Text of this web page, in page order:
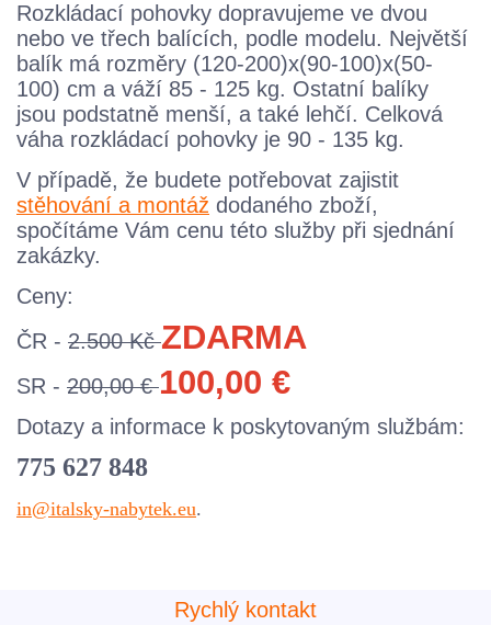
Rozkládací pohovky dopravujeme ve dvou
nebo ve třech balících, podle modelu. Největší
balík má rozměry (120-200)x(90-100)x(50-
100) cm a váží 85 - 125 kg. Ostatní balíky
jsou podstatně menší, a také lehčí. Celková
váha rozkládací pohovky je 90 - 135 kg.
V případě, že budete potřebovat zajistit
stěhování a montáž dodaného zboží,
spočítáme Vám cenu této služby při sjednání
zakázky.
Ceny:
ČR - 2.500 KčZDARMA
SR - 200,00 €100,00 €
Dotazy a informace k poskytovaným službám:
775 627 848
in@italsky-nabytek.eu.
Rychlý kontakt